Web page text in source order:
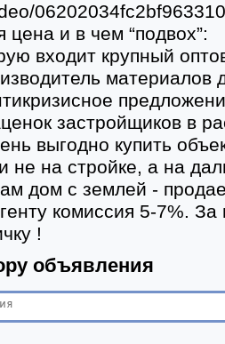
цена и в чем “подвох”:
входит крупный
материалов
застройщиков в
выгодно купить
не на стройке, а на
дом с землей -
комиссия 5-7%.
!
объявления